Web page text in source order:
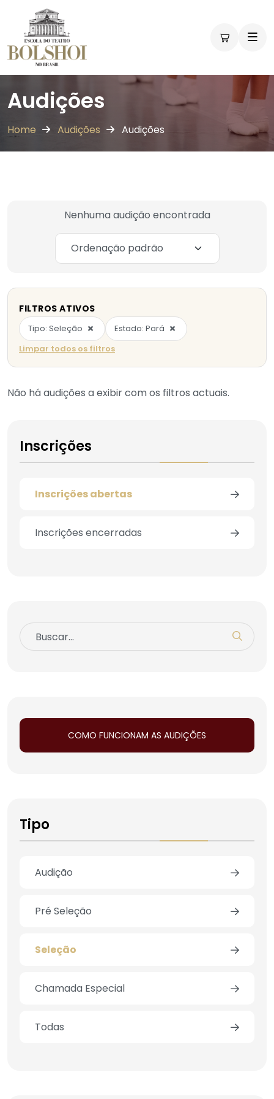
Audições
Home Audições Audições
Nenhuma audição encontrada
FILTROS ATIVOS
Tipo: Seleção × Estado: Pará ×
Limpar todos os filtros
Não há audições a exibir com os filtros actuais.
Inscrições
Inscrições abertas
Inscrições encerradas
COMO FUNCIONAM AS AUDIÇÕES
Tipo
Audição
Pré Seleção
Seleção
Chamada Especial
Todas